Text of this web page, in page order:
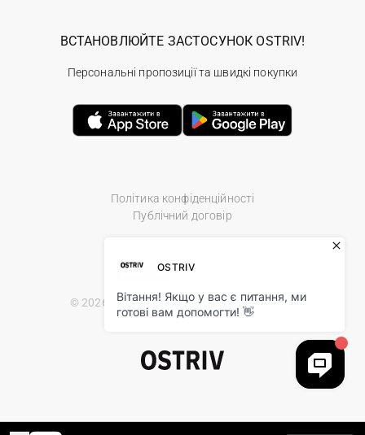
Політика конфіденційності
Публічний договір
© 2026 Ostriv.ua Store. All Rights Reserved.
ВСТАНОВЛЮЙТЕ ЗАСТОСУНОК OSTRIV!
Персональні пропозиції та швидкі покупки